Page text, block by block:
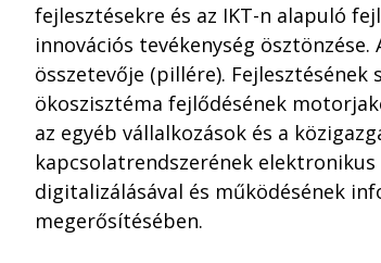
fejlesztésekre és az IKT-n alapuló
innovációs tevékenység
összetevője (pillére).
ökoszisztéma fejlődésének
az egyéb vállalkozások és a
kapcsolatrendszerének
digitalizálásával és működésének
megerősítésében.